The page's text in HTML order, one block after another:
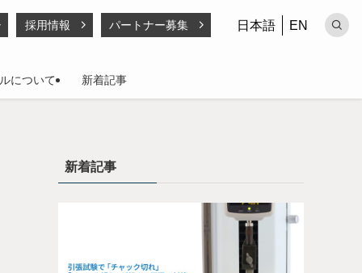
について 新着記事
採用情報 パートナー募集 日本語 EN
新着記事